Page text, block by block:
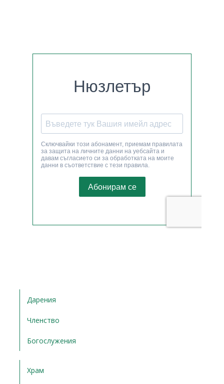
Дарения
Членство
Богослужения
Храм